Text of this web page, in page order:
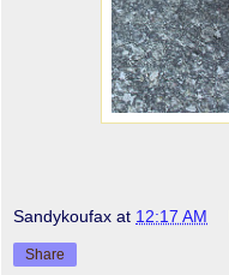
Sandykoufax at 12:17 AM
Share